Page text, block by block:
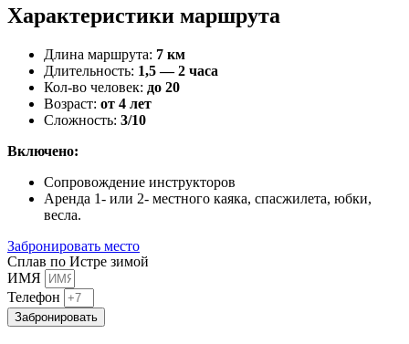
Характеристики маршрута
Длина маршрута: 7 км
Длительность: 1,5 — 2 часа
Кол-во человек: до 20
Возраст: от 4 лет
Сложность: 3/10
Включено:
Сопровождение инструкторов
Аренда 1- или 2- местного каяка, спасжилета, юбки,
весла.
Забронировать место
Сплав по Истре зимой
ИМЯ
Телефон
Забронировать